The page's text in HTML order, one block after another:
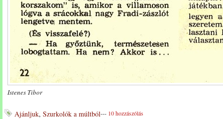
Istenes Tibor
Ajánljuk, Szurkolók a múltból--- 10 hozzászólás